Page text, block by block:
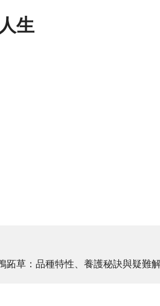
生
跖草：品種特性、養護秘訣與疑難